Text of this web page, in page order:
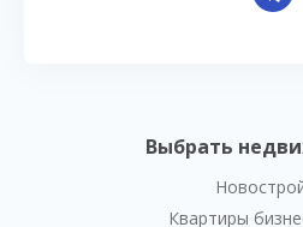
Выбрать
Квартиры